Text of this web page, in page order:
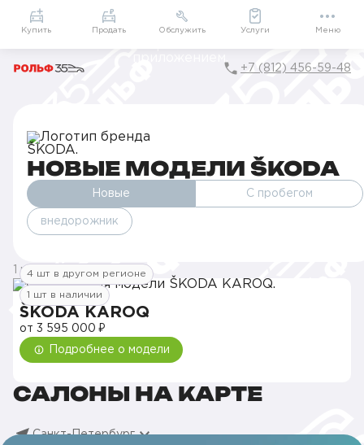
Приложение
Мой РОЛЬФ
Подарки внутри
+7 (812) 456-59-48
НОВЫЕ МОДЕЛИ ŠKODA
Новые С пробегом
внедорожник
1 модель
1 шт в наличии
4 шт в другом регионе
ŠKODA KAROQ
от 3 595 000 ₽
Подробнее о модели
САЛОНЫ НА КАРТЕ
Санкт-Петербург
Купить Продать Обслужить Услуги Меню